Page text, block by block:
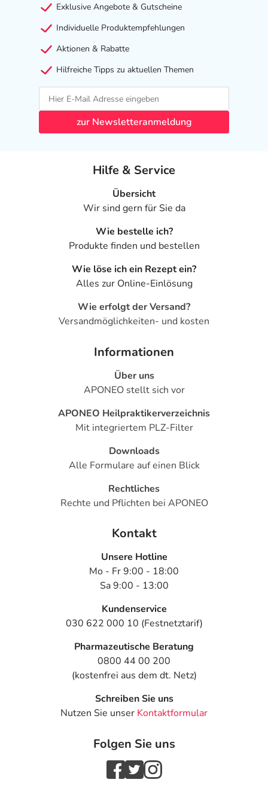
Apotheker. Der therapeutische Nutzen kann höher sein,
als das Risiko, das die Anwendung bei einer
Gegenanzeige in sich birgt.
Welche unerwünschten Wirkungen können auftreten?
- Blutarmut (Anämie)
- Verminderte Konzentration des roten Blutfarbstoffes
- Bluterguss (Hämatom)
- Bluterguss an der Einstichstelle
- Blutung an der Einstichstelle
- Schmerzen an der Einstichstelle
- Juckende Einstichstelle
- Hautrötung um die Einstichstelle herum
- Durchstechen eines Blutgefäßes an der Einstichstelle
- Verminderte Zahl an Blutplättchen (Thrombozytopenie)
- Fleckenartige Hautblutung
- Gefäßblutungen in der Haut
- Erhöhte Leberwerte (Transaminasen, ALAT, AST, GGT)
- Blasenbildender Ausschlag
- Hautausschlag
Bemerken Sie eine Befindlichkeitsstörung oder
Veränderung während der Behandlung, wenden Sie sich
an Ihren Arzt oder Apotheker.
Für die Information an dieser Stelle werden vor allem
einem von 1.000 behandelten Patienten auftreten.
Anwendungshinweise
Art der Anwendung?
Wenden Sie das Arzneimittel nach den Anweisungen des
Die Anwendungsdauer richtet sich nach Art der
Beschwerde und/oder Dauer der Erkrankung und wird
Es kann zu Überdosierungserscheinungen wie einer
Exklusive Angebote & Gutscheine
Individuelle Produktempfehlungen
Aktionen & Rabatte
Hilfreiche Tipps zu aktuellen Themen
zur Newsletteranmeldung
Hilfe & Service
Übersicht
Wir sind gern für Sie da
Wie bestelle ich?
Produkte finden und bestellen
Wie löse ich ein Rezept ein?
Alles zur Online-Einlösung
Wie erfolgt der Versand?
Versandmöglichkeiten- und kosten
Informationen
Über uns
APONEO stellt sich vor
APONEO Heilpraktikerverzeichnis
Mit integriertem PLZ-Filter
Downloads
Alle Formulare auf einen Blick
Rechtliches
Rechte und Pflichten bei APONEO
Kontakt
Unsere Hotline
Mo - Fr 9:00 - 18:00
Sa 9:00 - 13:00
Kundenservice
030 622 000 10 (Festnetztarif)
Pharmazeutische Beratung
0800 44 00 200
(kostenfrei aus dem dt. Netz)
Schreiben Sie uns
Nutzen Sie unser Kontaktformular
Folgen Sie uns